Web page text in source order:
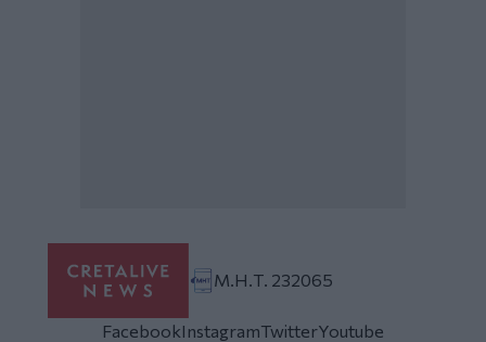
Μ.Η.Τ. 232065
FacebookInstagramTwitterYoutube